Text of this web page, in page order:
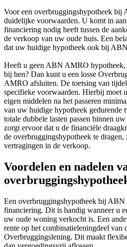
Voor een overbruggingshypotheek
duidelijke voorwaarden. U komt in
financiering nodig heeft tussen de
de verkoop van uw oude huis. Een
dat uw huidige hypotheek ook bij
Heeft u geen ABN AMRO hypotheek,
bij hen? Dan kunt u een losse
AMRO afsluiten. De toetsing van
specifieke voorwaarden. Hierbij moet
eigen middelen na het passeren
van uw huidige hypotheek gedurende
totale dubbele lasten passen binnen
zorgt ervoor dat u de financiële
de overbruggingshypotheek te
vertragingen in de verkoop.
Voordelen en nadelen
Een overbruggingshypotheek bij
financiering. Dit is handig wanneer u
uw oude woning verkocht is. Een
rente op het combinatieleningdeel
Overbruggingslening. Dit maakt